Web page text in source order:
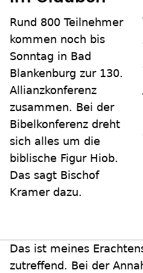
Rund 800 Teilnehmer
kommen noch bis
Sonntag in Bad
Blankenburg zur 130.
Allianzkonferenz
zusammen. Bei der
Bibelkonferenz dreht
sich alles um die
biblische Figur Hiob.
Das sagt Bischof
Kramer dazu.
Das ist meines
zutreffend. Bei der